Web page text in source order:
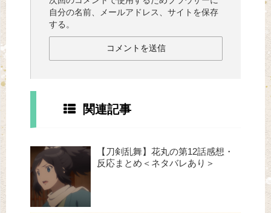
自分の名前、メールアドレス、サイトを保存
する。
関連記事
【刀剣乱舞】花丸の第12話感想・
反応まとめ＜ネタバレあり＞